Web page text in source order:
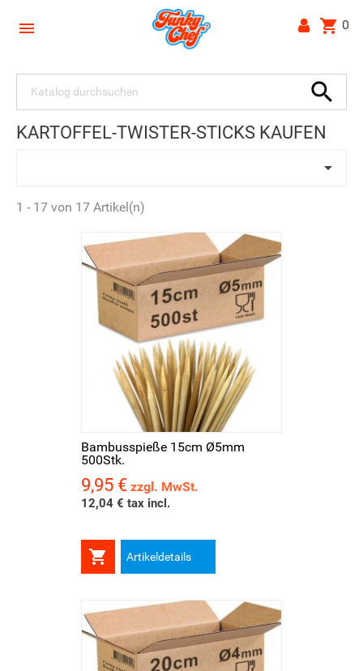
 shopping_cart 0

KARTOFFEL-TWISTER-STICKS KAUFEN

1 - 17 von 17 Artikel(n)
Bambusspieße 15cm Ø5mm
500Stk.
Preis
9,95 € zzgl. MwSt.
12,04 € tax incl.
 Artikeldetails